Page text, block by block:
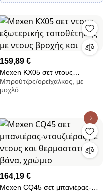
159,89 €
Mexen KX05 σετ ντους
εξωτερικής τοποθέτησης με
ντους βροχής και
Μπρούτζος/ορείχαλκος, με
μοχλό
164,19 €
Mexen CQ45 σετ μπανιέρας-